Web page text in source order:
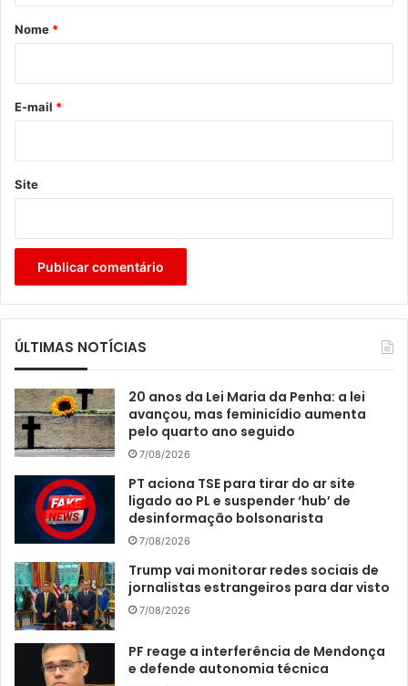
r
*
Nome *
E-mail *
Site
ÚLTIMAS NOTÍCIAS
20 anos da Lei Maria da Penha: a lei
avançou, mas feminicídio aumenta
pelo quarto ano seguido
7/08/2026
PT aciona TSE para tirar do ar site
ligado ao PL e suspender ‘hub’ de
desinformação bolsonarista
7/08/2026
Trump vai monitorar redes sociais de
jornalistas estrangeiros para dar visto
7/08/2026
PF reage a interferência de Mendonça
e defende autonomia técnica